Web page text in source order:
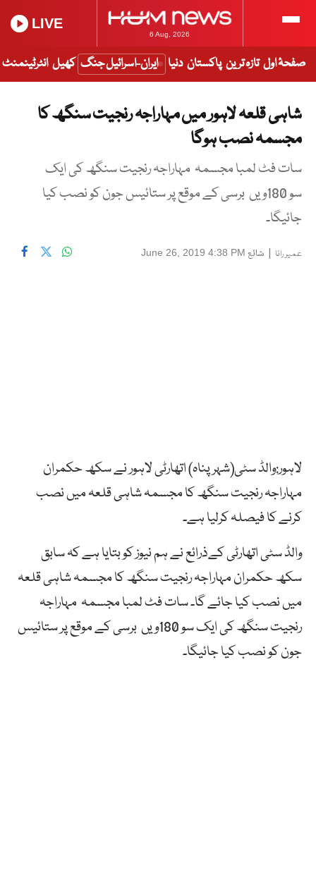
6 Aug, 2026
LIVE
صفحۂ اول تازہ ترین پاکستان دنیا ایران-اسرائیل جنگ کھیل انٹرٹینمنٹ
شاہی قلعہ لاہور میں مہاراجہ رنجیت سنگھ کا
مجسمہ نصب ہوگا
سات فٹ لمبا مجسمہ مہاراجہ رنجیت سنگھ کی ایک
سو 180ویں برسی کے موقع پر ستائیس جون کو نصب کیا
جائیگا۔
عمیر رانا | شائع June 26, 2019 4:38 PM
لاہور:والڈ سٹی(شہر پناہ) اتھارٹی لاہور نے سکھ حکمران
مہاراجہ رنجیت سنگھ کا مجسمہ شاہی قلعہ میں نصب
کرنے کا فیصلہ کرلیا ہے۔
والڈ سٹی اتھارٹی کےذرائع نے ہم نیوز کو بتایا ہے کہ سابق
سکھ حکمران مہاراجہ رنجیت سنگھ کا مجسمہ شاہی قلعہ
میں نصب کیا جائے گا۔ سات فٹ لمبا مجسمہ مہاراجہ
رنجیت سنگھ کی ایک سو 180ویں برسی کے موقع پر ستائیس
جون کو نصب کیا جائیگا۔